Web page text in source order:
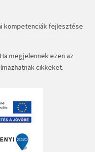
kompetenciák fejlesztése
megjelennek ezen az
cikkeket.